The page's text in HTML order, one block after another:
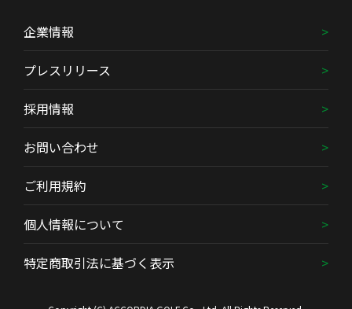
企業情報
プレスリリース
採用情報
お問い合わせ
ご利用規約
個人情報について
特定商取引法に基づく表示